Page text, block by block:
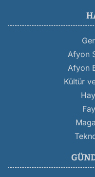
Afyon
Afyon
Kültür